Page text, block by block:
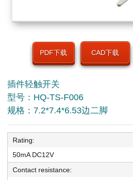
PDF下载 CAD下载
插件轻触开关
型号：HQ-TS-F006
规格：7.2*7.4*6.53边二脚
Rating:
50mA DC12V
Contact resistance: